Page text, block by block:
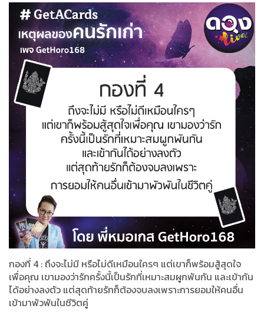
กองที่ 4 : ถึงจะไม่มี หรือไม่​ดีเหมือนใครๆ แต่เขาก็พร้อมสู้สุดใจ​
เพื่อคุณ​ เขามองว่ารักครั้งนี้​เป็นรักที่เหมาะสม​ผูกพัน​กัน และเข้ากัน
ได้อย่าง​ลงตัว แต่สุดท้ายรักก็ต้องจบลงเพราะการยอมให้คนอื่น
เข้ามาพัวพัน​ในชีวิต​คู่